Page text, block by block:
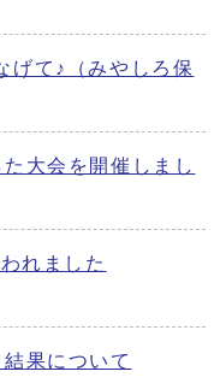
げて♪（みやしろ保
大会を開催しまし
れました
果について